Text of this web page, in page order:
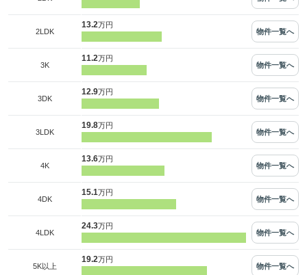
2LDK
13.2万円
物件一覧へ
3K
11.2万円
物件一覧へ
3DK
12.9万円
物件一覧へ
3LDK
19.8万円
物件一覧へ
4K
13.6万円
物件一覧へ
4DK
15.1万円
物件一覧へ
4LDK
24.3万円
物件一覧へ
5K以上
19.2万円
物件一覧へ